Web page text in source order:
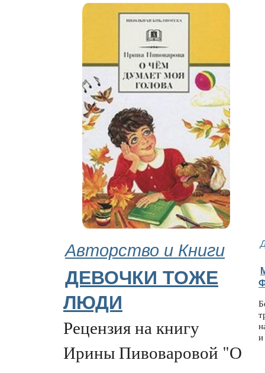
Авторство и Книги
ДЕВОЧКИ ТОЖЕ
ЛЮДИ
Рецензия на книгу
Ирины Пивоваровой "О